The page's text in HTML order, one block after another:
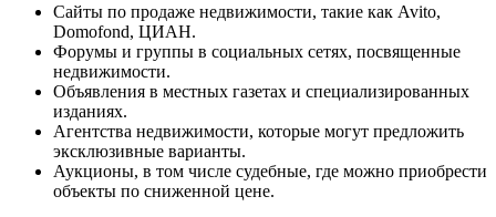
Сайты по продаже недвижимости, такие как Avito,
Domofond, ЦИАН.
Форумы и группы в социальных сетях, посвященные
недвижимости.
Объявления в местных газетах и специализированных
изданиях.
Агентства недвижимости, которые могут предложить
эксклюзивные варианты.
Аукционы, в том числе судебные, где можно приобрести
объекты по сниженной цене.